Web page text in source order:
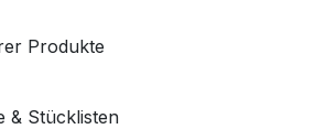
Produkte
& Stücklisten